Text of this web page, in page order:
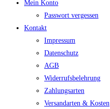
Mein Konto
Passwort vergessen
Kontakt
Impressum
Datenschutz
AGB
Widerrufsbelehrung
Zahlungsarten
Versandarten & Kosten